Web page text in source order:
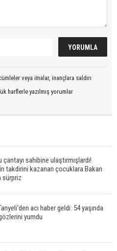
veya imalar, inançlara saldırı
harflerle yazılmış yorumlar
çantayı sahibine ulaştırmışlardı!
takdirini kazanan çocuklara Bakan
sürpriz
acı haber geldi: 54 yaşında
yumdu